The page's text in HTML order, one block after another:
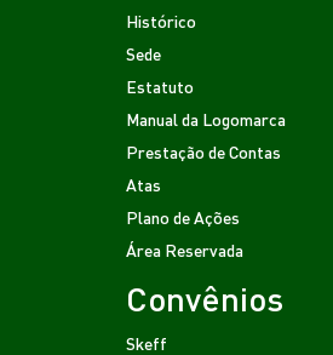
Histórico
Sede
Estatuto
Manual da Logomarca
Prestação de Contas
Atas
Plano de Ações
Área Reservada
Convênios
Skeff